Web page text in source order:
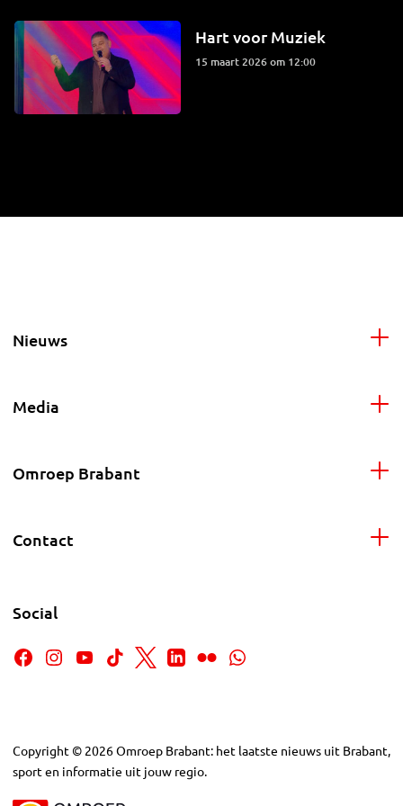
Hart voor Muziek
15 maart 2026 om 12:00
Nieuws
Media
Omroep Brabant
Contact
Social
Copyright © 2026Omroep Brabant: het laatste nieuws uit Brabant,
sport en informatie uit jouw regio.